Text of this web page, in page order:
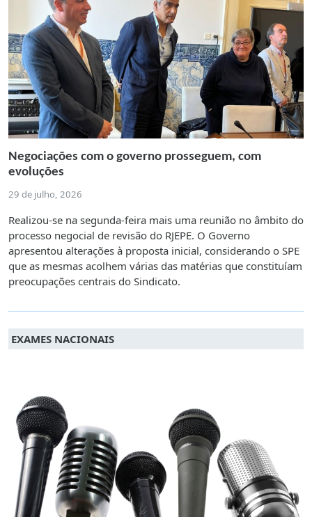
Negociações com o governo prosseguem, com
evoluções
29 de julho, 2026
Realizou-se na segunda-feira mais uma reunião no âmbito do
processo negocial de revisão do RJEPE. O Governo
apresentou alterações à proposta inicial, considerando o SPE
que as mesmas acolhem várias das matérias que constituíam
preocupações centrais do Sindicato.
EXAMES NACIONAIS